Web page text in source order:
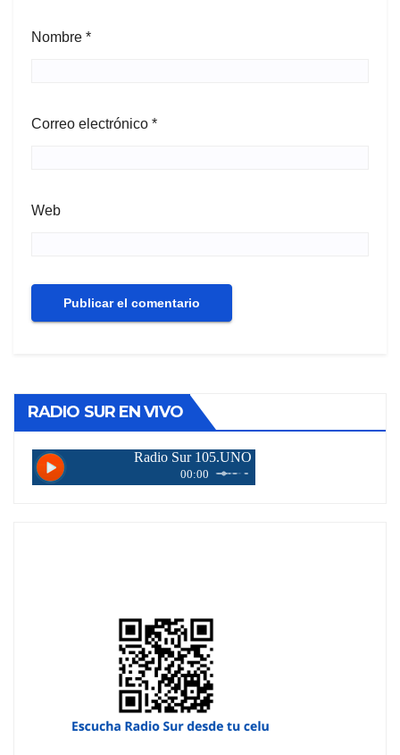
Nombre *
Correo electrónico *
Web
RADIO SUR EN VIVO